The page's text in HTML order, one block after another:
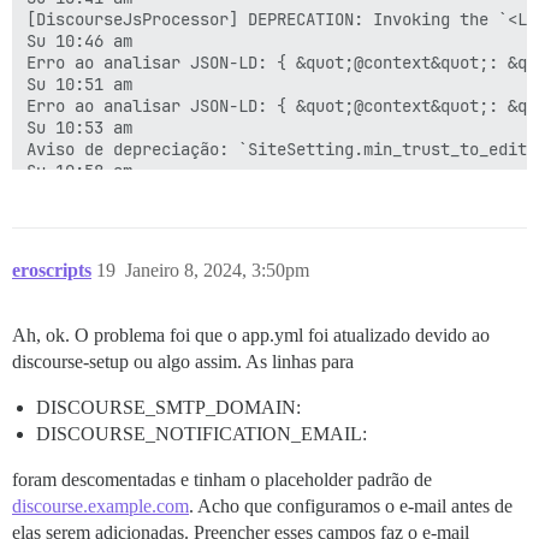
Su 10:35 am
553
ActiveRecord::StatementInvalid (PG::UndefinedTable:
Su 10:35 am
36
eroscripts Janeiro 8, 2024, 3:50pm
19
Ah, ok. O problema foi que o app.yml foi atualizado devido ao
discourse-setup ou algo assim. As linhas para
DISCOURSE_SMTP_DOMAIN:
DISCOURSE_NOTIFICATION_EMAIL:
foram descomentadas e tinham o placeholder padrão de
discourse.example.com. Acho que configuramos o e-mail antes de
elas serem adicionadas. Preencher esses campos faz o e-mail